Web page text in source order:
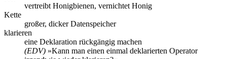
vertreibt Honigbienen, vernichtet Honig
Kette
großer, dicker Datenspeicher
klarieren
eine Deklaration rückgängig machen
(EDV) »Kann man einen einmal deklarierten Operator